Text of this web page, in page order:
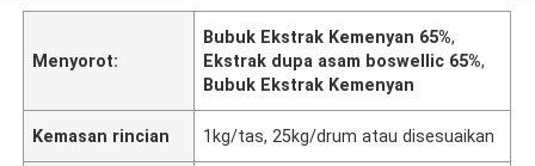
Menyorot:
Bubuk Ekstrak Kemenyan 65%,
Ekstrak dupa asam boswellic 65%,
Bubuk Ekstrak Kemenyan
Kemasan rincian 1kg/tas, 25kg/drum atau disesuaikan